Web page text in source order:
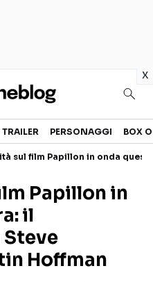
x
CANALI STREAMING
TRAILER PERSONAGGI BOX
sul film Papillon in onda
Papillon in
il
Hoffman